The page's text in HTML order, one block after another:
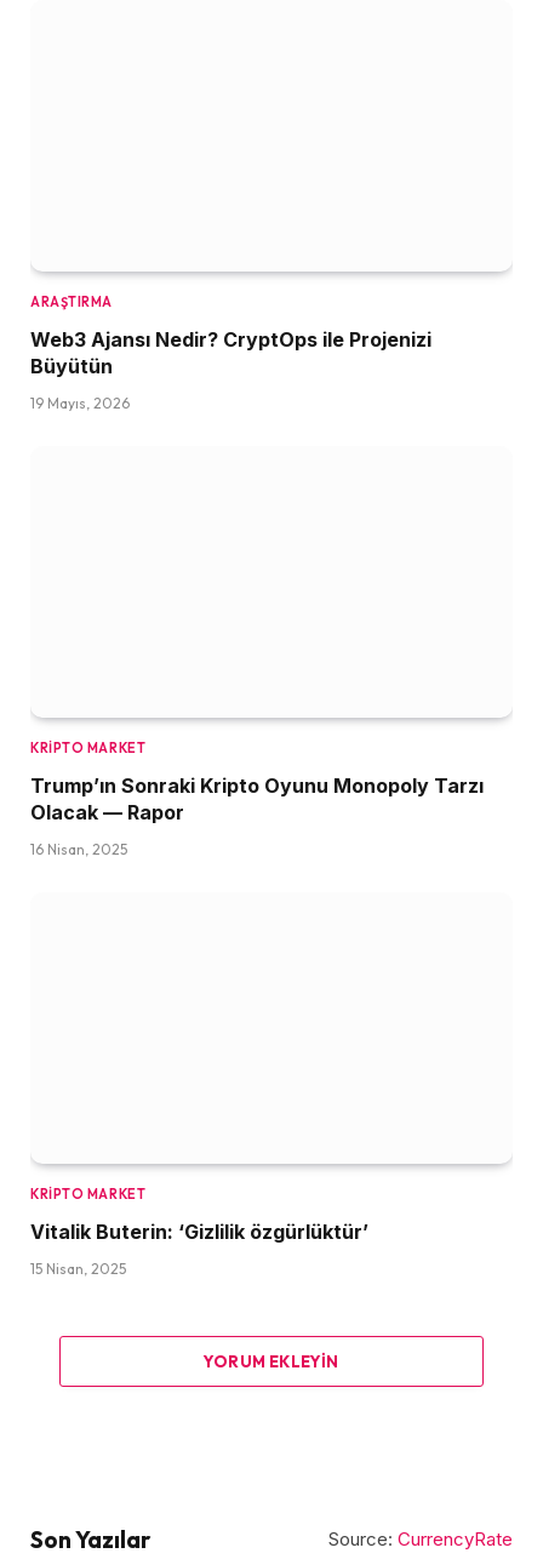
ARAŞTIRMA
Web3 Ajansı Nedir? CryptOps ile Projenizi
Büyütün
19 Mayıs, 2026
KRIPTO MARKET
Trump’ın Sonraki Kripto Oyunu Monopoly Tarzı
Olacak — Rapor
16 Nisan, 2025
KRIPTO MARKET
Vitalik Buterin: ‘Gizlilik özgürlüktür’
15 Nisan, 2025
YORUM EKLEYIN
Source: CurrencyRate
Son Yazılar